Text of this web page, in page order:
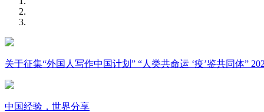
关于征集“外国人写作中国计划” “人类共命运 ‘疫’鉴共同体”
中国经验，世界分享